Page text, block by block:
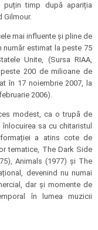
timp după apariția
Gilmour.
mai influente și pline de
număr estimat la peste 75
Unite, (Sursa RIAA,
200 de milioane de
în 17 noiembrie 2007, la
2006).
modest, ca o trupă de
sa cu chitaristul
a atins cote de
tematice, The Dark Side
Animals (1977) și The
devenind nu numai
dar și momente de
în lumea muzicii